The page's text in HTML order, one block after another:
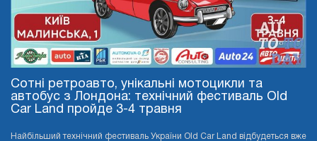
Сотні ретроавто, унікальні мотоцикли та
автобус з Лондона: технічний фестиваль Old
Car Land пройде 3-4 травня
Найбільший технічний фестиваль України Old Car Land відбудеться вже